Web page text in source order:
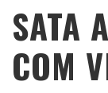
SATA
COM